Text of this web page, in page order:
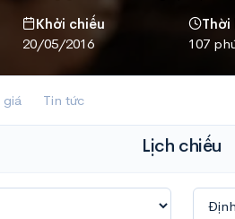
Khởi chiếu
20/05/2016
Thời
107
Tin tức
Lịch chiếu